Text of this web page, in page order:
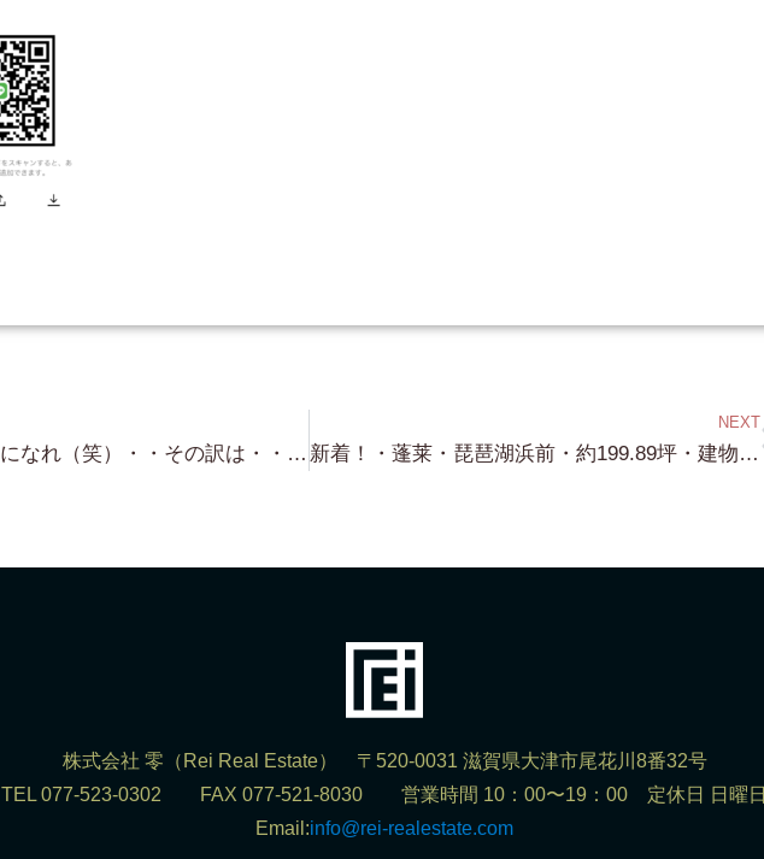
早く・・月曜日になれ（笑）・・その訳は・・琵琶湖浜前！約250坪 目の前が前面琵琶湖！・・が！ これは ボート置き場とかに最適です！（建物建設無理！笑）
NEXT
新着！・蓬莱・琵琶湖浜前・約199.89坪・建物付き・目の前は 写真のような 琵琶湖が前面に広がっている 琵琶湖浜前物件です！
株式会社 零（Rei Real Estate） 〒520-0031 滋賀県大津市尾花川8番32号
TEL 077-523-0302 FAX 077-521-8030 営業時間 10：00〜19：00 定休日 日曜日
Email:info@rei-realestate.com